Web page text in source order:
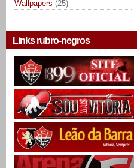
Wallpapers (25)
Links rubro-negros